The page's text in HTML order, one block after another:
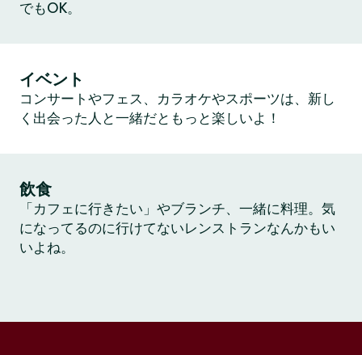
でもOK。
イベント
コンサートやフェス、カラオケやスポーツは、新し
く出会った人と一緒だともっと楽しいよ！
飲食
「カフェに行きたい」やブランチ、一緒に料理。気
になってるのに行けてないレンストランなんかもい
いよね。